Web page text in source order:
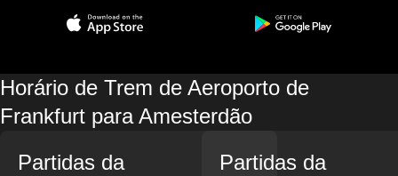
Horário de Trem de Aeroporto de
Frankfurt para Amesterdão
Partidas da
Partidas da